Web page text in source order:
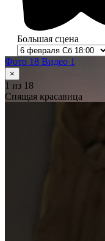
Большая сцена
Фото 18 Видео 1
×
1 из 18
Спящая красавица